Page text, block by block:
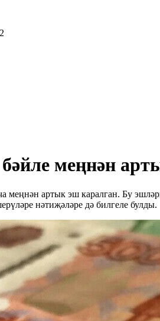
меңнән
меңнән артык эш каралган. Бу
нәтиҗәләре дә билгеле булды.